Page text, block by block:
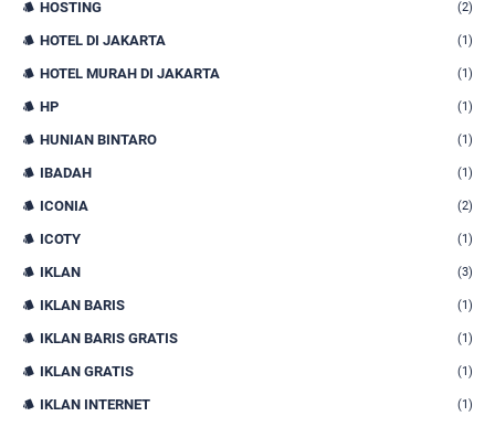
HOSTING (2)
HOTEL DI JAKARTA (1)
HOTEL MURAH DI JAKARTA (1)
HP (1)
HUNIAN BINTARO (1)
IBADAH (1)
ICONIA (2)
ICOTY (1)
IKLAN (3)
IKLAN BARIS (1)
IKLAN BARIS GRATIS (1)
IKLAN GRATIS (1)
IKLAN INTERNET (1)